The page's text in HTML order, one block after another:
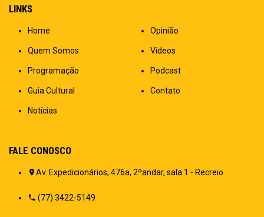
LINKS
Home
Quem Somos
Programação
Guia Cultural
Notícias
Opinião
Vídeos
Podcast
Contato
FALE CONOSCO
Av. Expedicionários, 476a, 2ºandar, sala 1 - Recreio
(77) 3422-5149